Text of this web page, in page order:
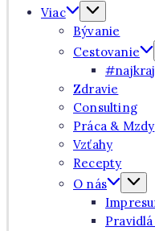
Viac
Bývanie
Cestovanie
Zdravie
Consulting
Práca & Mzdy
Vzťahy
Recepty
O nás